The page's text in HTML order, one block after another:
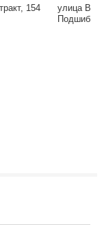
154
улица